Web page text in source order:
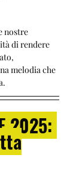
nostre
di rendere
melodia che
2025: